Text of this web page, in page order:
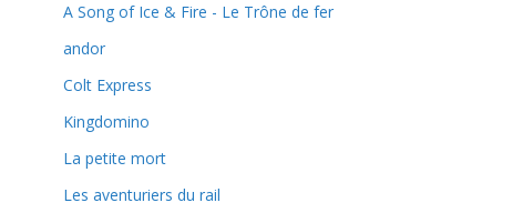
A Song of Ice & Fire - Le Trône de fer
andor
Colt Express
Kingdomino
La petite mort
Les aventuriers du rail